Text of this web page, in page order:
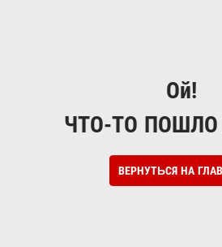
Ой!
ЧТО-ТО ПОШЛО
ВЕРНУТЬСЯ НА